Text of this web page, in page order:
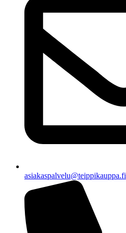
asiakaspalvelu@teippikauppa.fi